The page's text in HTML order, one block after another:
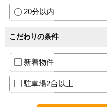
20分以内
こだわりの条件
新着物件
駐車場2台以上